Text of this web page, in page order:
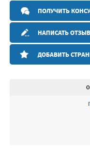
ПОЛУЧИТЬ
НАПИСАТЬ
ДОБАВИТЬ